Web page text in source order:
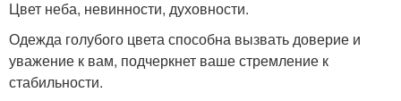
Цвет неба, невинности, духовности.
Одежда голубого цвета способна вызвать доверие и
уважение к вам, подчеркнет ваше стремление к
стабильности.